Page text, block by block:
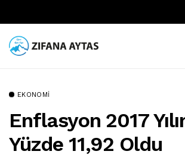
EKONOMI
Enflasyon 2017
Yüzde 11,92 Oldu